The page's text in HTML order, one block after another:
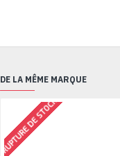
DE LA MÊME MARQUE
RUPTURE DE STOCK